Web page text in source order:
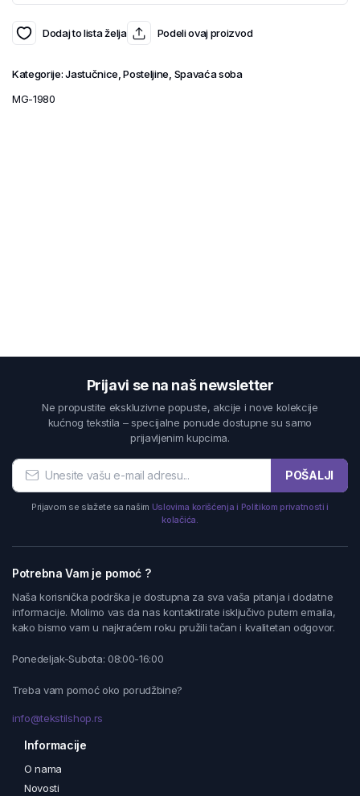
Dodaj to lista želja Podeli ovaj proizvod
Kategorije:Jastučnice ,Posteljine Spavaća soba
MG-1980
Prijavi se na naš newsletter
Ne propustite ekskluzivne popuste, akcije i nove kolekcije
kućnog tekstila – specijalne ponude dostupne su samo
prijavljenim kupcima.
POŠALJI
Prijavom se slažete sa našim Uslovima korišćenja i Politikom privatnosti i
kolačića.
Potrebna Vam je pomoć ?
Naša korisnička podrška je dostupna za sva vaša pitanja i dodatne
informacije. Molimo vas da nas kontaktirate isključivo putem emaila,
kako bismo vam u najkraćem roku pružili tačan i kvalitetan odgovor.
Ponedeljak-Subota: 08:00-16:00
Treba vam pomoć oko porudžbine?
info@tekstilshop.rs
Informacije
O nama
Novosti